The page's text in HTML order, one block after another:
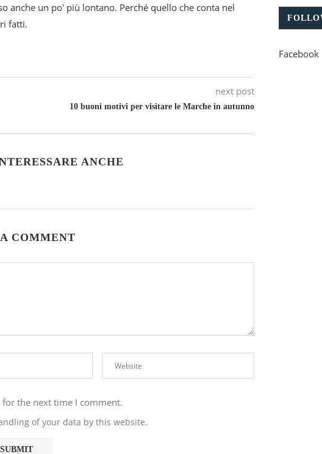
anche un po' più lontano. Perché quello che conta nel
fatti.
next post
10 buoni motivi per visitare le Marche in autunno
ANCHE
COMMENT
the next time I comment.
of your data by this website.
Facebook